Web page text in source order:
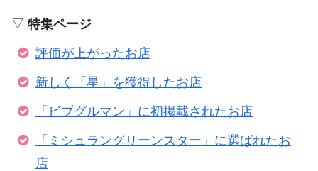
▽ 特集ページ
評価が上がったお店
新しく「星」を獲得したお店
「ビブグルマン」に初掲載されたお店
「ミシュラングリーンスター」に選ばれたお
店